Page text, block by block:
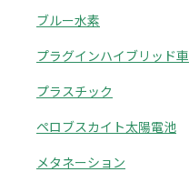
ブルー水素
プラグインハイブリッド車
プラスチック
ペロブスカイト太陽電池
メタネーション